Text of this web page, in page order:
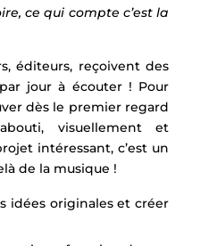
ce qui compte c’est la
éditeurs, reçoivent des
jour à écouter ! Pour
dès le premier regard
visuellement et
intéressant, c’est un
de la musique !
idées originales et créer